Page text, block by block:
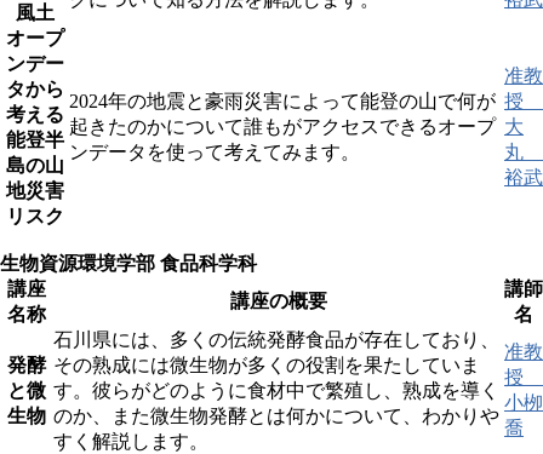
風土
オープ
ンデー
タから
考える
能登半
島の山
地災害
リスク
2024年の地震と豪雨災害によって能登の山で何が
起きたのかについて誰もがアクセスできるオープ
ンデータを使って考えてみます。
准教
授
大
丸
裕武
生物資源環境学部 食品科学科
講座
名称
講座の概要
講師
名
発酵
と微
生物
石川県には、多くの伝統発酵食品が存在しており、
その熟成には微生物が多くの役割を果たしていま
す。彼らがどのように食材中で繁殖し、熟成を導く
のか、また微生物発酵とは何かについて、わかりや
すく解説します。
准教
授
小栁
喬